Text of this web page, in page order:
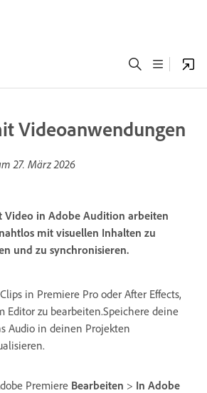
Videoanwendungen
27. März 2026
Video in Adobe Audition arbeiten
mit visuellen Inhalten zu
und zu synchronisieren.
in Premiere Pro oder After Effects,
Editor zu bearbeiten.Speichere deine
Audio in deinen Projekten
Premiere Bearbeiten > In Adobe